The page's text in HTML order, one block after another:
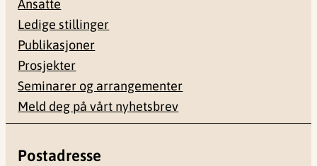
Ansatte
Ledige stillinger
Publikasjoner
Prosjekter
Seminarer og arrangementer
Meld deg på vårt nyhetsbrev
Postadresse